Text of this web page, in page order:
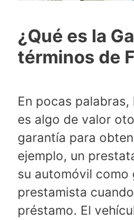
¿Qué es la
términos de
En pocas
es algo de valor
garantía para
ejemplo, un
su automóvil como
prestamista
préstamo. El